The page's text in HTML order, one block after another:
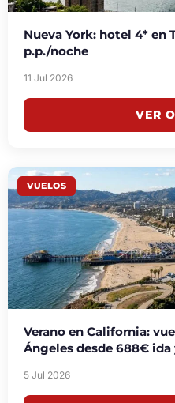
Nueva York: hotel 4* en
p.p./noche
11 Jul 2026
VER
VUELOS
Verano en California:
Ángeles desde 688€
5 Jul 2026